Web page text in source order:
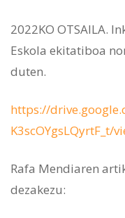
2022KO OTSAILA.
Eskola ekitatiboa
duten.
https://
K3scOYgsLQyrtF_t/
Rafa Mendiaren
dezakezu: